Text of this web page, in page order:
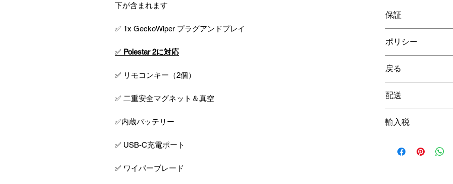
下が含まれます
✅ 1x GeckoWiper プラグアンドプレイ
✅ Polestar 2に対応
✅ リモコンキー（2個）
✅ 二重安全マグネット＆真空
✅内蔵バッテリー
✅ USB-C充電ポート
✅ ワイパーブレード
保証
ポリシー
をご覧ください。
戻る
配送
送料はチェッ
配送および税
輸入税
い。